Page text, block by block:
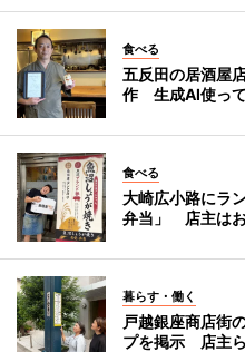
食べる
五反田の居酒屋
作 生成AI使っ
食べる
大崎広小路にラ
弁当」 店主は
暮らす・働く
戸越銀座商店街
プを掲示 店主